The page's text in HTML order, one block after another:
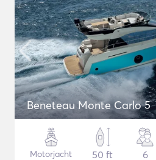
Beneteau Monte Carlo 5
Motorjacht
50 ft
6